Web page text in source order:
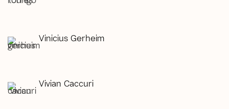
Vinicius Gerheim
Vivian Caccuri